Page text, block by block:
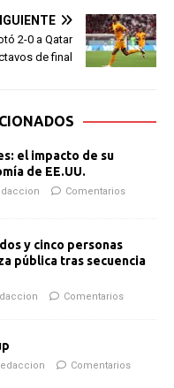
2-0 a Qatar
de final
el impacto de su
de EE.UU.
Comentarios
y cinco personas
pública tras secuencia
Comentarios
Comentarios